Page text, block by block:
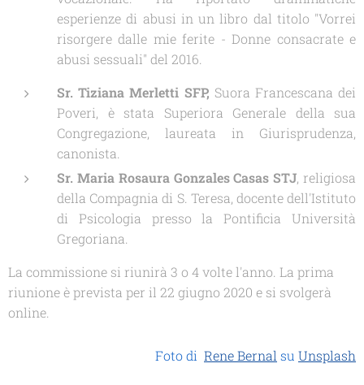
esperienze di abusi in un libro dal titolo "Vorrei
risorgere dalle mie ferite - Donne consacrate e
abusi sessuali" del 2016.
Sr. Tiziana Merletti SFP, Suora Francescana dei
Poveri, è stata Superiora Generale della sua
Congregazione, laureata in Giurisprudenza,
canonista.
Sr. Maria Rosaura Gonzales Casas STJ, religiosa
della Compagnia di S. Teresa, docente dell'Istituto
di Psicologia presso la Pontificia Università
Gregoriana.
La commissione si riunirà 3 o 4 volte l'anno. La prima
riunione è prevista per il 22 giugno 2020 e si svolgerà
online.
Foto di Rene Bernal su Unsplash